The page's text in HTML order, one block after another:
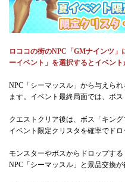
ロココの街のNPC「GMナインツ
ーイベント」を選択するとイベント
NPC「シーマッスル」から与えら
ます。イベント最終局面では、ボ
クエストクリア後は、ボス「キン
イベント限定クリスタを確率でドロ
モンスターやボスからドロップす
NPC「シーマッスル」と景品交換が